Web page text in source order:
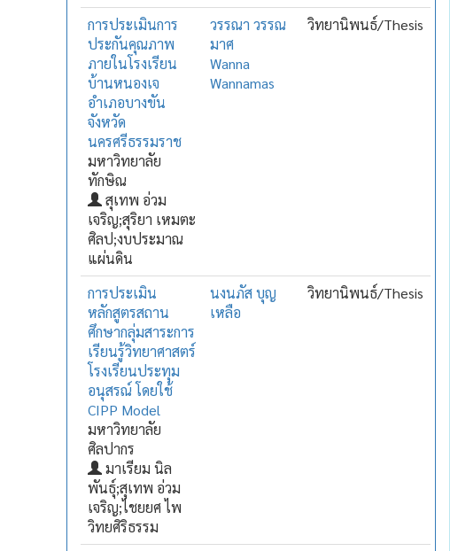
การประเมินการ
ประกันคุณภาพ
ภายในโรงเรียน
บ้านหนองเจ
อำเภอบางขัน
จังหวัด
นครศรีธรรมราช
มหาวิทยาลัย
ทักษิณ
สุเทพ อ่วม
เจริญ;สุริยา เหมตะ
ศิลป;งบประมาณ
แผ่นดิน
วรรณา วรรณ
มาศ
Wanna
Wannamas
วิทยานิพนธ์/Thesis
การประเมิน
หลักสูตรสถาน
ศึกษากลุ่มสาระการ
เรียนรู้วิทยาศาสตร์
โรงเรียนประทุม
อนุสรณ์ โดยใช้
CIPP Model
มหาวิทยาลัย
ศิลปากร
มาเรียม นิล
พันธุ์;สุเทพ อ่วม
เจริญ;ไชยยศ ไพ
วิทยศิริธรรม
นงนภัส บุญ
เหลือ
วิทยานิพนธ์/Thesis